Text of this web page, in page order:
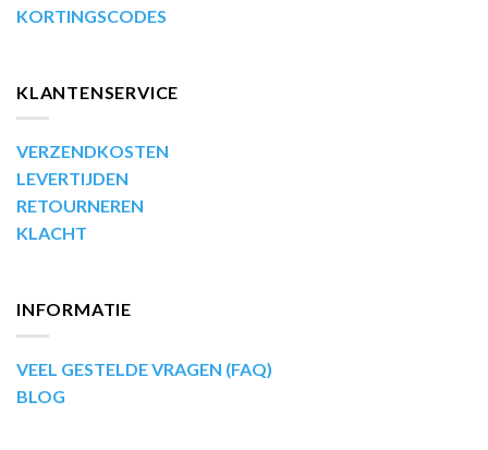
KORTINGSCODES
KLANTENSERVICE
VERZENDKOSTEN
LEVERTIJDEN
RETOURNEREN
KLACHT
INFORMATIE
VEEL GESTELDE VRAGEN (FAQ)
BLOG